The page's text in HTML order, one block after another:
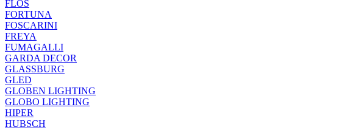
FLOS
FORTUNA
FOSCARINI
FREYA
FUMAGALLI
GARDA DECOR
GLASSBURG
GLED
GLOBEN LIGHTING
GLOBO LIGHTING
HIPER
HUBSCH